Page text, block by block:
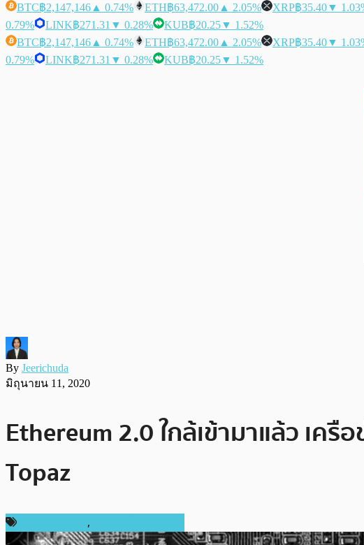
BTC฿2,147,146 ▲ 0.74% ETH฿63,472.00 ▲ 2.05% XRP฿35.40▼
0.79%
LINK฿271.31 ▼ 0.28% KUB฿20.25▼ 1.52%
BTC฿2,147,146 ▲ 0.74% ETH฿63,472.00 ▲ 2.05% XRP฿35.40▼
0.79%
LINK฿271.31 ▼ 0.28% KUB฿20.25▼ 1.52%
By Jeerichuda
มิถุนายน 11, 2020
Ethereum 2.0 ใกล้เข้ามาแล้ว เครื
Topaz
,